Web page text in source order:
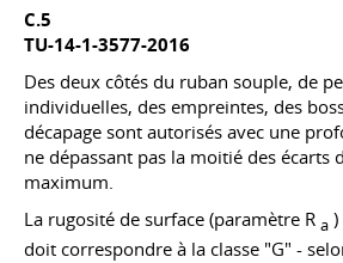
C.5
TU-14-1-3577-2016
Des deux côtés du ruban souple, de
individuelles, des empreintes, des
décapage sont autorisés avec une
ne dépassant pas la moitié des écarts
maximum.
La rugosité de surface (paramètre R a
doit correspondre à la classe "G" -